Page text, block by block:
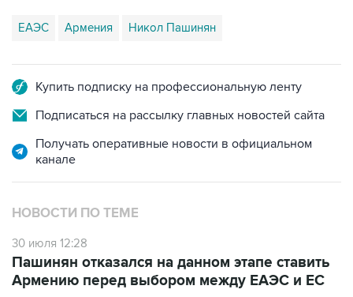
ЕАЭС Армения Никол Пашинян
Купить подписку на профессиональную ленту
Подписаться на рассылку главных новостей сайта
Получать оперативные новости в официальном
канале
НОВОСТИ ПО ТЕМЕ
30 июля 12:28
Пашинян отказался на данном этапе ставить
Армению перед выбором между ЕАЭС и ЕС